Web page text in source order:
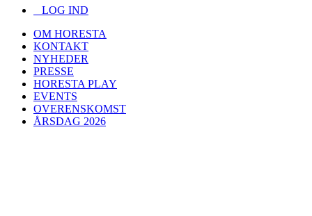
LOG IND
OM HORESTA
KONTAKT
NYHEDER
PRESSE
HORESTA PLAY
EVENTS
OVERENSKOMST
ÅRSDAG 2026